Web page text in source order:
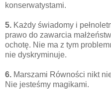
konserwatystami.
5. Każdy świadomy i
prawo do zawarcia
ochotę. Nie ma z tym
nie dyskryminuje.
6. Marszami Równości nikt
Nie jesteśmy magikami.